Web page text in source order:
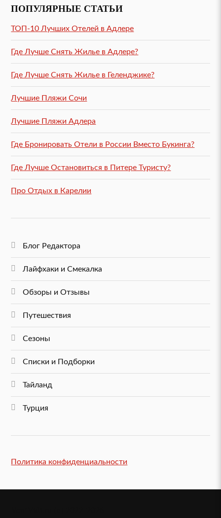
ПОПУЛЯРНЫЕ СТАТЬИ
ТОП-10 Лучших Отелей в Адлере
Где Лучше Снять Жилье в Адлере?
Где Лучше Снять Жилье в Геленджике?
Лучшие Пляжи Сочи
Лучшие Пляжи Адлера
Где Бронировать Отели в России Вместо Букинга?
Где Лучше Остановиться в Питере Туристу?
Про Отдых в Карелии
Блог Редактора
Лайфхаки и Смекалка
Обзоры и Отзывы
Путешествия
Сезоны
Списки и Подборки
Тайланд
Турция
Политика конфиденциальности